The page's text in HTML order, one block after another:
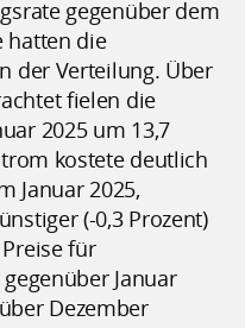
gegenüber dem
hatten die
der Verteilung. Über
fielen die
2025 um 13,7
kostete deutlich
Januar 2025,
(-0,3 Prozent)
für
Januar
Dezember